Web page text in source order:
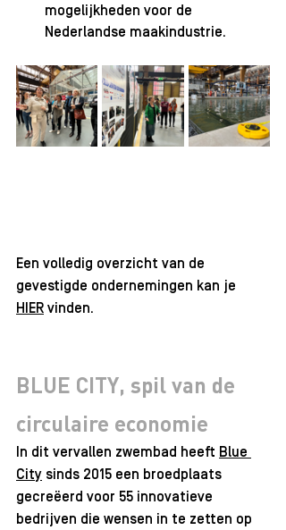
mogelijkheden voor de
Nederlandse maakindustrie.
Een volledig overzicht van de
gevestigde ondernemingen kan je
HIER vinden.
BLUE CITY, spil van de
circulaire economie
In dit vervallen zwembad heeft Blue
City sinds 2015 een broedplaats
gecreëerd voor 55 innovatieve
bedrijven die wensen in te zetten op